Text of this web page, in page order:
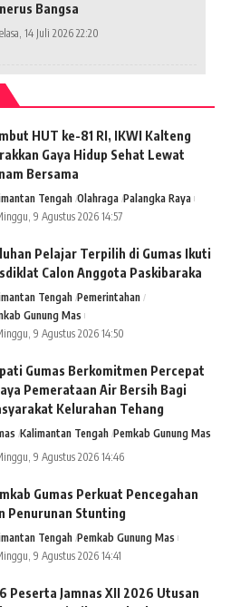
Bangsa
14 Juli 2026 22:20
HUT ke-81 RI, IKWI Kalteng
Gaya Hidup Sehat Lewat
Bersama
Tengah Olahraga Palangka Raya
9 Agustus 2026 14:57
Pelajar Terpilih di Gumas Ikuti
Calon Anggota Paskibaraka
Tengah Pemerintahan
Gunung Mas
9 Agustus 2026 14:50
Gumas Berkomitmen Percepat
Pemerataan Air Bersih Bagi
Kelurahan Tehang
Kalimantan Tengah Pemkab Gunung Mas
9 Agustus 2026 14:46
Gumas Perkuat Pencegahan
Penurunan Stunting
Tengah Pemkab Gunung Mas
9 Agustus 2026 14:41
Peserta Jamnas XII 2026 Utusan